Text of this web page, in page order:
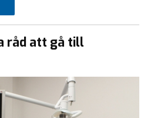
råd att gå till